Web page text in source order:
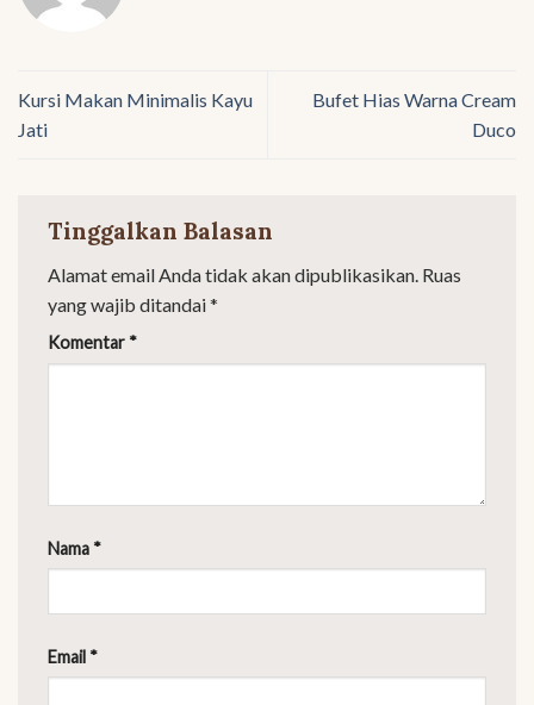
Kursi Makan Minimalis Kayu
Jati
Bufet Hias Warna Cream
Duco
Tinggalkan Balasan
Alamat email Anda tidak akan dipublikasikan. Ruas
yang wajib ditandai*
Komentar *
Nama *
Email *